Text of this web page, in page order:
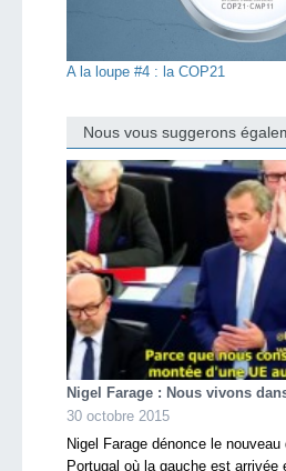
A la loupe #4 : la COP21
Nous vous suggerons
Nigel Farage : Nous vivons
30 octobre 2015
Nigel Farage dénonce le
Portugal où la gauche est arrivée